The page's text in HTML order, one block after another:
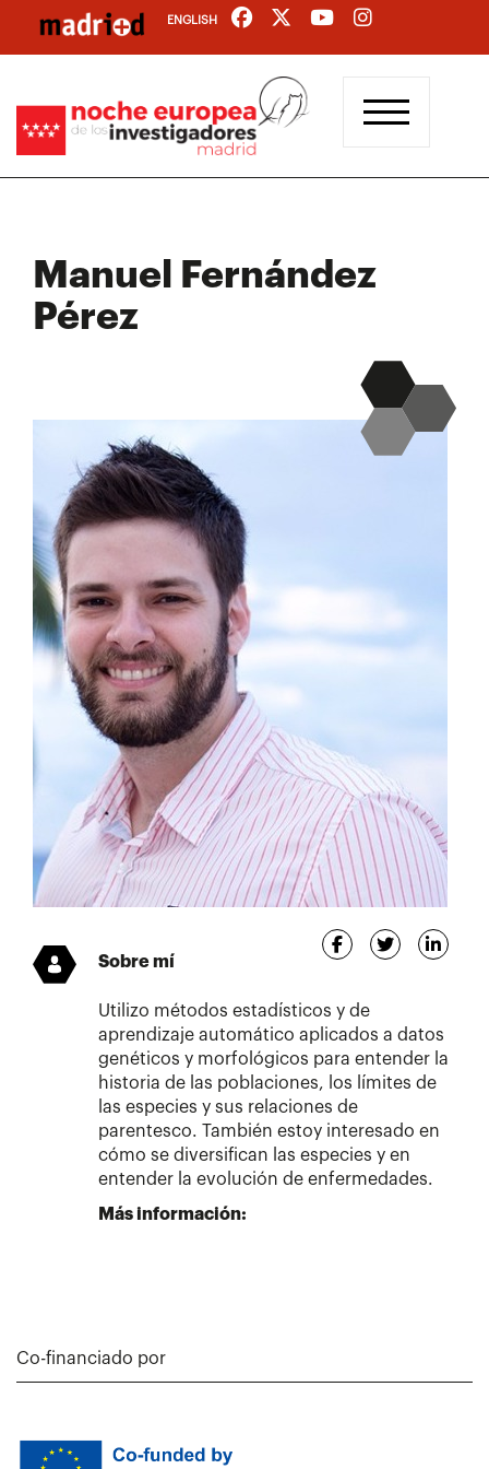
contenido
ENGLISH
Manuel Fernández
Pérez
Sobre mí
Utilizo métodos estadísticos y de
aprendizaje automático aplicados a datos
genéticos y morfológicos para entender la
historia de las poblaciones, los límites de
las especies y sus relaciones de
parentesco. También estoy interesado en
cómo se diversifican las especies y en
entender la evolución de enfermedades.
Más información:
Co-financiado por